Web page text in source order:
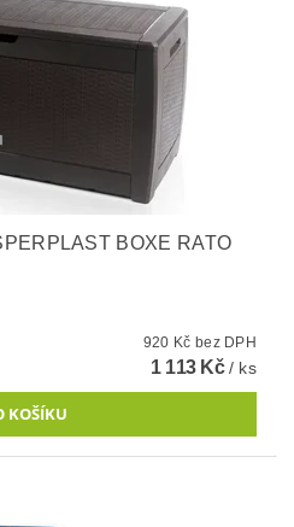
BOXE RATO
920 Kč bez DPH
1 113 Kč/ ks